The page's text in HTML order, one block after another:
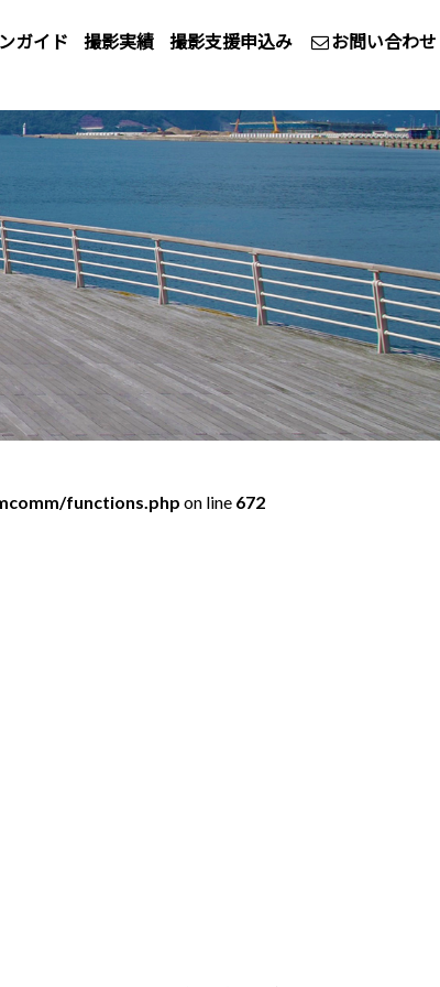
ガイド 撮影実績 撮影支援申込み お問い合わせ
functions.php on line 672